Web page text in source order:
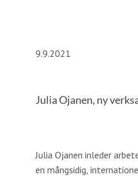
9.9.2021
Julia Ojanen, ny
Julia Ojanen inleder
en mångsidig,